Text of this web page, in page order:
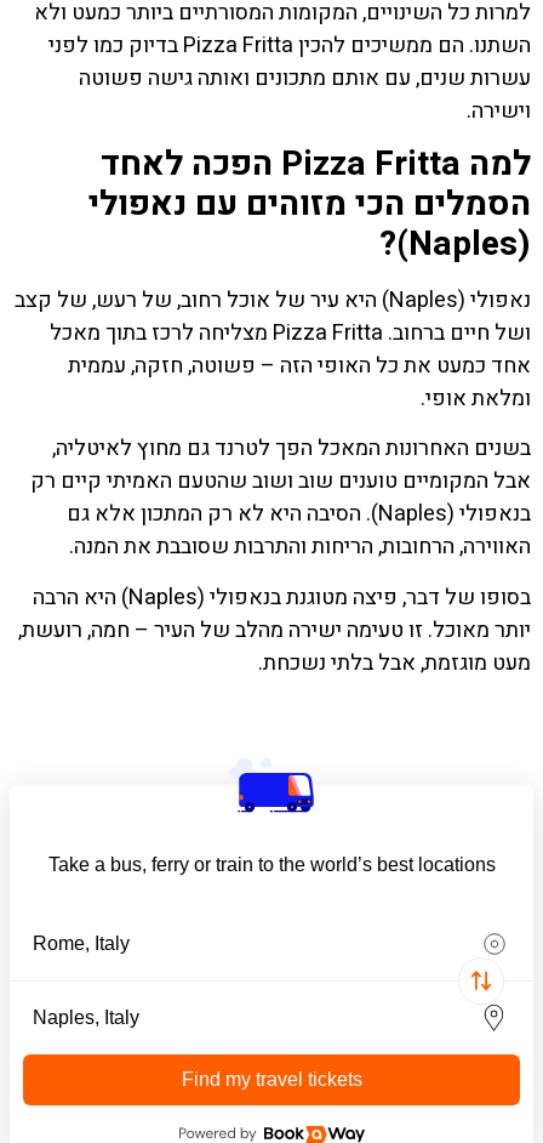
למרות כל השינויים, המקומות המסורתיים ביותר כמעט ולא
השתנו. הם ממשיכים להכין Pizza Fritta בדיוק כמו לפני
עשרות שנים, עם אותם מתכונים ואותה גישה פשוטה
וישירה.
למה Pizza Fritta הפכה לאחד
הסמלים הכי מזוהים עם נאפולי
(Naples)?
נאפולי (Naples) היא עיר של אוכל רחוב, של רעש, של קצב
ושל חיים ברחוב. Pizza Fritta מצליחה לרכז בתוך מאכל
אחד כמעט את כל האופי הזה – פשוטה, חזקה, עממית
ומלאת אופי.
בשנים האחרונות המאכל הפך לטרנד גם מחוץ לאיטליה,
אבל המקומיים טוענים שוב ושוב שהטעם האמיתי קיים רק
בנאפולי (Naples). הסיבה היא לא רק המתכון אלא גם
האווירה, הרחובות, הריחות והתרבות שסובבת את המנה.
בסופו של דבר, פיצה מטוגנת בנאפולי (Naples) היא הרבה
יותר מאוכל. זו טעימה ישירה מהלב של העיר – חמה, רועשת,
מעט מוגזמת, אבל בלתי נשכחת.
Take a bus, ferry or train to the world’s best locations
Find my travel tickets